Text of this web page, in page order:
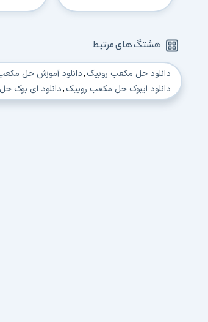
هشتگ های مرتبط
دانلود حل مکعب روبیک,دانلود آموزش حل
دانلود ایبوک حل مکعب روبیک,دانلود ای بوک